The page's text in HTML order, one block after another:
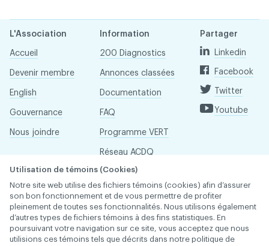
L'Association
Accueil
Devenir membre
English
Gouvernance
Nous joindre
Information
200 Diagnostics
Annonces classées
Documentation
FAQ
Programme VERT
Réseau ACDQ
Salle de presse
À propos
Partager
Linkedin
Facebook
Twitter
Youtube
Association des chirurgiens dentistes du Québec © 2026
tous droits réservés
Utilisation de témoins (Cookies)
Notre site web utilise des fichiers témoins (cookies) afin d’assurer
son bon fonctionnement et de vous permettre de profiter
pleinement de toutes ses fonctionnalités. Nous utilisons également
d’autres types de fichiers témoins à des fins statistiques. En
poursuivant votre navigation sur ce site, vous acceptez que nous
utilisions ces témoins tels que décrits dans notre politique de